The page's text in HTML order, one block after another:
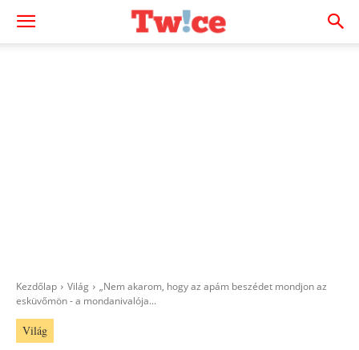
Kezdőlap Világ
„Nem akarom, hogy az apám beszédet mondjon az
esküvőmön - a mondanivalója...
Világ